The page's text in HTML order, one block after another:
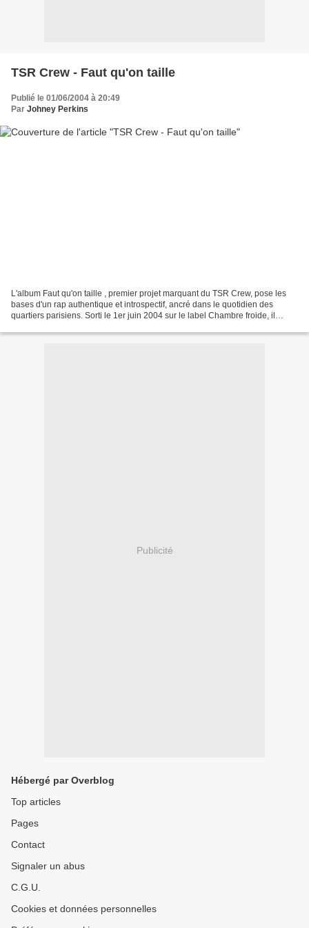
TSR Crew - Faut qu'on taille
Publié le 01/06/2004 à 20:49
Par Johney Perkins
L'album Faut qu'on taille , premier projet marquant du TSR Crew, pose les
bases d'un rap authentique et introspectif, ancré dans le quotidien des
quartiers parisiens. Sorti le 1er juin 2004 sur le label Chambre froide, il
Publicité
Hébergé par Overblog
Top articles
Pages
Contact
Signaler un abus
C.G.U.
Cookies et données personnelles